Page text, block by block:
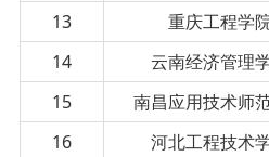
13
重庆工程学
14
云南经济管理
15
南昌应用技术师
16
河北工程技术